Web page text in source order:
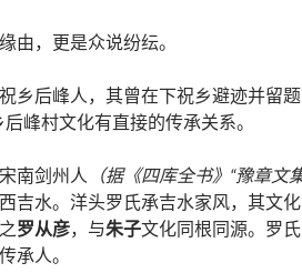
由，更是众说纷纭。
乡后峰人，其曾在下祝乡避迹并留
峰村文化有直接的传承关系。
南剑州人
（据《四库全书》“豫章文集
吉水。洋头罗氏承吉水家风，其文
罗从彦，与朱子文化同根同源。罗
承人。